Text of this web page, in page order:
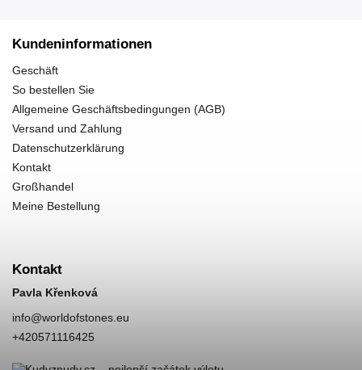
Kundeninformationen
Geschäft
So bestellen Sie
Allgemeine Geschäftsbedingungen (AGB)
Versand und Zahlung
Datenschutzerklärung
Kontakt
Großhandel
Meine Bestellung
Kontakt
Pavla Křenková
info@worldofstones.eu
+420571116425